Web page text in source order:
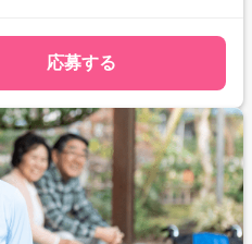
ョン力を磨きたい)
応募する